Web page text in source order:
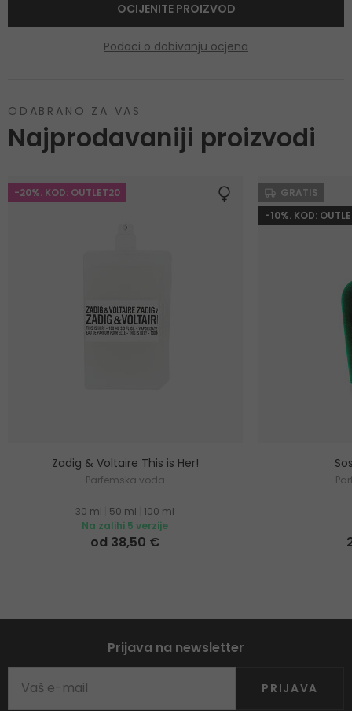
OCIJENITE PROIZVOD
Podaci o dobivanju ocjena
ODABRANO ZA VAS
Najprodavaniji proizvodi
-20%. KOD: OUTLET20
Zadig & Voltaire This is Her!
Parfemska voda
30 ml 50 ml
100 ml
Na zalihi 5 verzije
od 38,50 €
GRATIS
-10%. KOD:
Prijava na newsletter
PRIJAVA